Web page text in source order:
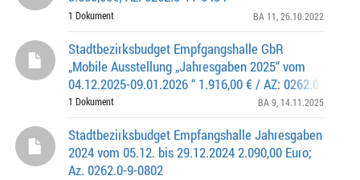
1 Dokument BA 11 , 26.10.2022
Stadtbezirksbudget Empfgangshalle GbR
„Mobile Ausstellung „Jahresgaben 2025“ vom
04.12.2025-09.01.2026 “ 1.916,00 € / AZ: 0262.0-9-0906
1 Dokument BA 9 , 14.11.2025
Stadtbezirksbudget Empfangshalle Jahresgaben
2024 vom 05.12. bis 29.12.2024 2.090,00 Euro;
Az. 0262.0-9-0802